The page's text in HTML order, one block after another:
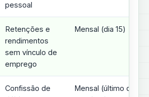
pessoal
Retenções e
rendimentos
sem vínculo de
emprego
Mensal (dia 15)
Confissão de
Mensal (último dia